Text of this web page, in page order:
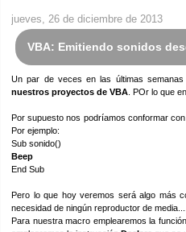
jueves, 26 de diciembre de 2013
VBA: Emitiendo sonidos
Un par de veces en las últimas
nuestros proyectos de VBA . POr lo que
Por supuesto nos podríamos conformar
Por ejemplo:
Sub sonido()
Beep
End Sub
Pero lo que hoy veremos será algo más
necesidad de ningún reproductor de
Para nuestra macro emplearemos la función